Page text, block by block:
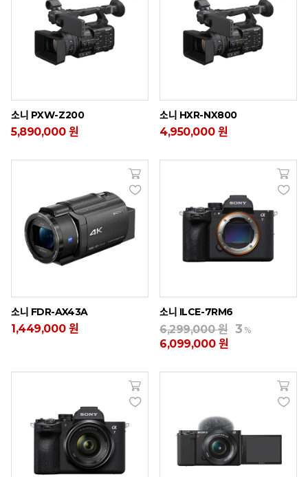
소니 PXW-Z200
5,890,000 원
소니 HXR-NX800
4,950,000 원
소니 FDR-AX43A
1,449,000 원
소니 ILCE-7RM6
6,299,000 원 3 %
6,099,000 원